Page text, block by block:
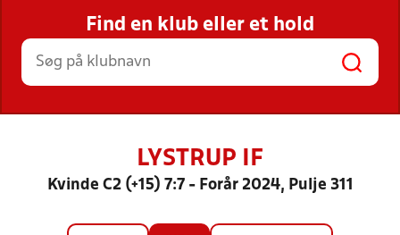
STILLINGER, RESULTATER, KLUBBER OG
HOLD
Find en klub eller et hold
LYSTRUP IF
Kvinde C2 (+15) 7:7 - Forår 2024, Pulje 311